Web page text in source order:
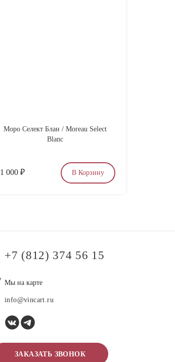
Моро Селект Блан / Moreau Select
Blanc
1 000 ₽ В Корзину
+7 (812) 374 56 15
Мы на карте
info@vincart.ru
ЗАКАЗАТЬ ЗВОНОК